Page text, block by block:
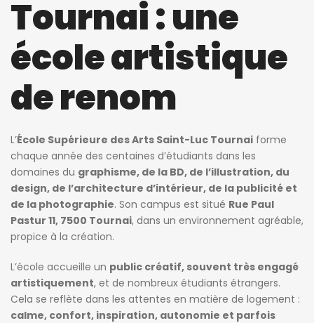
Tournai : une
école artistique
de renom
L’École Supérieure des Arts Saint-Luc Tournai forme
chaque année des centaines d’étudiants dans les
domaines du graphisme, de la BD, de l’illustration, du
design, de l’architecture d’intérieur, de la publicité et
de la photographie. Son campus est situé Rue Paul
Pastur 11, 7500 Tournai, dans un environnement agréable,
propice à la création.
L’école accueille un public créatif, souvent très engagé
artistiquement, et de nombreux étudiants étrangers.
Cela se reflète dans les attentes en matière de logement :
calme, confort, inspiration, autonomie et parfois